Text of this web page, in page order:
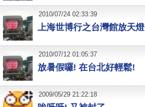
上海世博行之台灣館放天燈
2010/07/24 02:33:39
放暑假囉! 在台北好輕鬆!
2010/07/12 01:05:37
2009/05/29 21:22:18